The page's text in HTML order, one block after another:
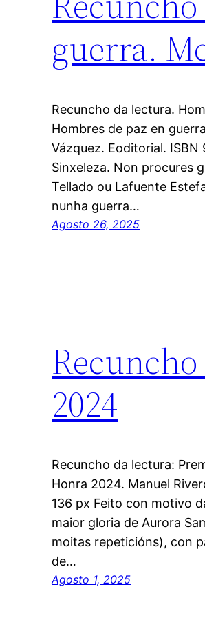
guerra.
Recuncho da lectura.
Hombres de paz en
Vázquez. Eoditorial.
Sinxeleza. Non procures
Tellado ou Lafuente
nunha guerra…
Agosto 26, 2025
2024
Recuncho da lectura:
Honra 2024. Manuel
136 px Feito con motivo
maior gloria de Aurora
moitas repeticións), con
de…
Agosto 1, 2025